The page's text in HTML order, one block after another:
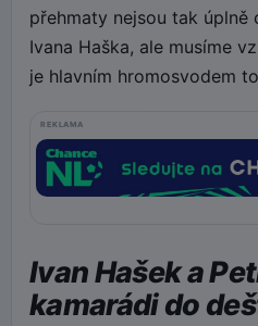
přehmaty nejsou tak úplně
Ivana Haška, ale musíme
je hlavním hromosvodem
REKLAMA
Ivan Hašek a
kamarádi do